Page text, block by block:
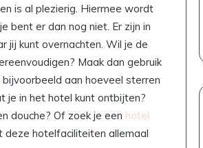
is al plezierig. Hiermee wordt
bent er dan nog niet. Er zijn in
jij kunt overnachten. Wil je de
Maak dan gebruik
aan hoeveel sterren
je in het hotel kunt ontbijten?
douche? Of zoek je een hotel
deze hotelfaciliteiten allemaal